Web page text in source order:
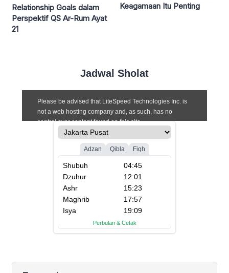
Relationship Goals dalam
Perspektif QS Ar-Rum Ayat
21
Keagamaan Itu Penting
Jadwal Sholat